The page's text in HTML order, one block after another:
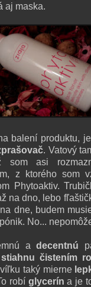
aj maska.
balení produktu,
. Vatový
som asi
, z ktoréhosom
Phytoaktiv.
na dno, lebo
dne, budem
No...
adecentnú
stiahnu čistením
taký mierne le
robí glycerín a je